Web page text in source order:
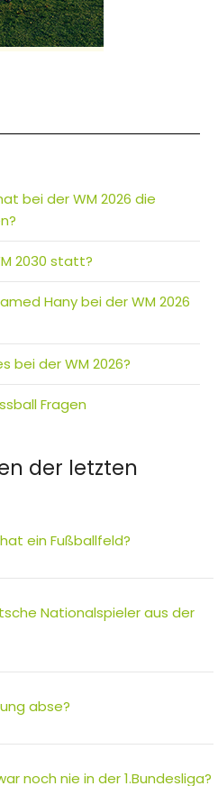
bei der WM 2026 die
2030 statt?
Hany bei der WM 2026
bei der WM 2026?
Fragen
der letzten
ein Fußballfeld?
Nationalspieler aus der
abse?
noch nie in der 1.Bundesliga?